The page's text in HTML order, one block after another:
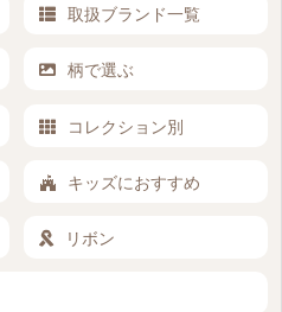
取扱ブランド一覧
柄で選ぶ
コレクション別
キッズにおすすめ
リボン